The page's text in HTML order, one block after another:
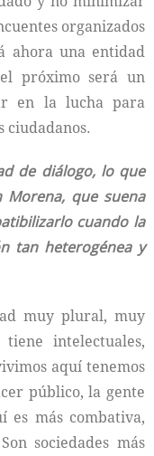
organizados
ahora una entidad
próximo será un
en la lucha para
ciudadanos.
de diálogo, lo que
que suena
cuando la
tan heterogénea y
muy plural, muy
intelectuales,
aquí tenemos
público, la gente
es más combativa,
sociedades más